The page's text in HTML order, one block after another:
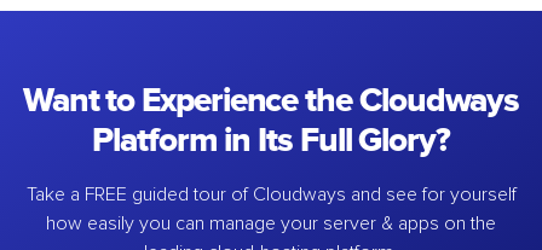
Want to Experience the Cloudways
Platform in Its Full Glory?
Take a FREE guided tour of Cloudways and see for yourself
how easily you can manage your server & apps on the